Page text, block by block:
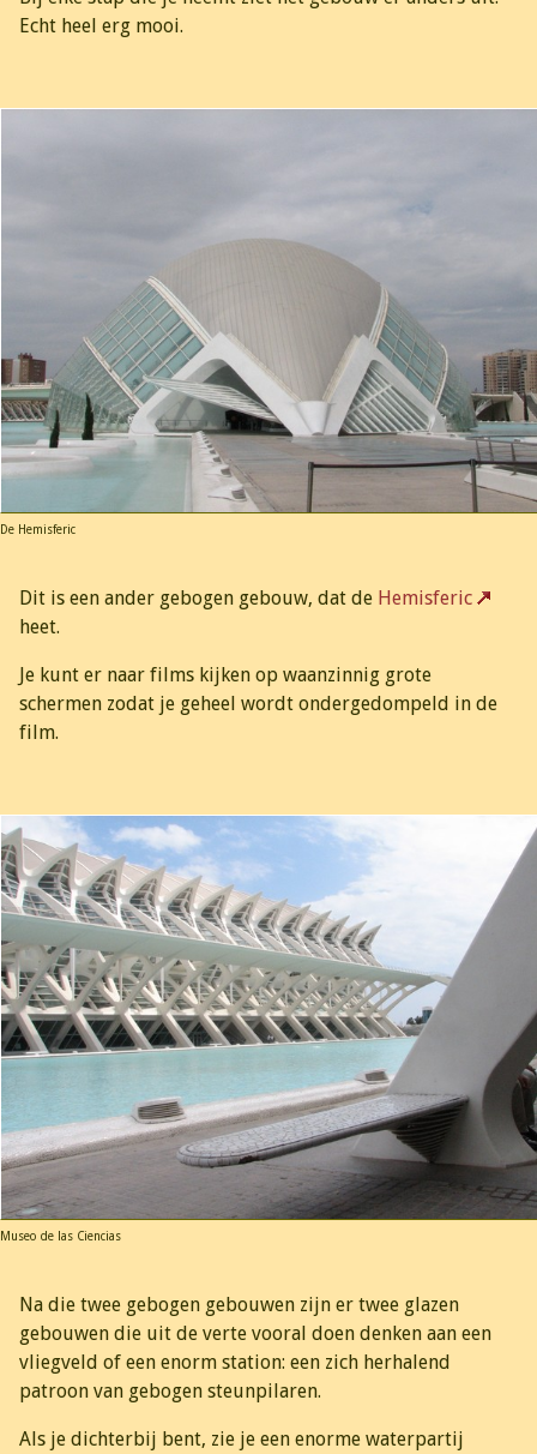
Echt heel erg mooi.
De Hemisferic
Dit is een ander gebogen gebouw, dat de Hemisferic
heet.
Je kunt er naar films kijken op waanzinnig grote
schermen zodat je geheel wordt ondergedompeld in de
film.
Museo de las Ciencias
Na die twee gebogen gebouwen zijn er twee glazen
gebouwen die uit de verte vooral doen denken aan een
vliegveld of een enorm station: een zich herhalend
patroon van gebogen steunpilaren.
Als je dichterbij bent, zie je een enorme waterpartij